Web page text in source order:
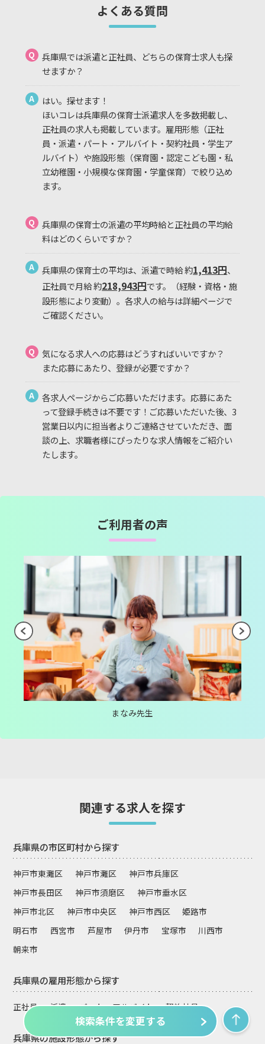
よくある質問
Q
兵庫県では派遣と正社員、どちらの保育士求人も探
せますか？
A
はい。探せます！
ほいコレは兵庫県の保育士派遣求人を多数掲載し、
正社員の求人も掲載しています。雇用形態（正社
員・派遣・パート・アルバイト・契約社員・学生ア
ルバイト）や施設形態（保育園・認定こども園・私
立幼稚園・小規模な保育園・学童保育）で絞り込め
ます。
Q
兵庫県の保育士の派遣の平均時給と正社員の平均給
料はどのくらいですか？
A 兵庫県の保育士の平均は、派遣で時給 約1,413円、
正社員で月給 約218,943円です。（経験・資格・施
設形態により変動）。各求人の給与は詳細ページで
ご確認ください。
Q
気になる求人への応募はどうすればいいですか？
また応募にあたり、登録が必要ですか？
A
各求人ページからご応募いただけます。応募にあた
って登録手続きは不要です！ご応募いただいた後、3
営業日以内に担当者よりご連絡させていただき、面
談の上、求職者様にぴったりな求人情報をご紹介い
たします。
ご利用者の声
まなみ先生
関連する求人を探す
兵庫県の市区町村から探す
神戸市東灘区 神戸市灘区
神戸市兵庫区
神戸市長田区
神戸市須磨区
神戸市垂水区
神戸市北区
神戸市中央区 神戸市西区
姫路市
明石市
西宮市 芦屋市 伊丹市 宝塚市
川西市
朝来市
兵庫県の雇用形態から探す
正社員 派遣 パート・アルバイト 契約社員
兵庫県の施設形態から探す
検索条件を変更する